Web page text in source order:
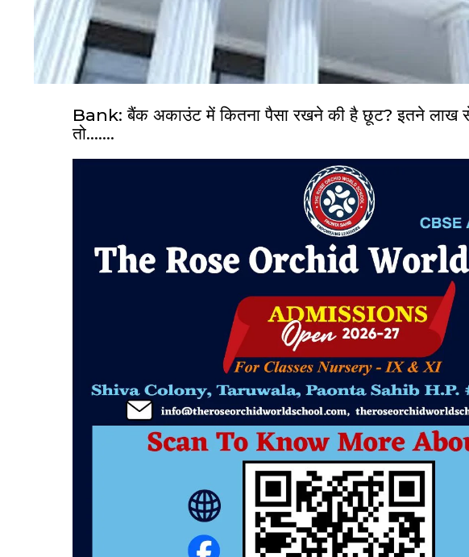
Bank: बैंक अकाउंट में कितना पैसा रखने की है छूट? इतने लाख
तो…….